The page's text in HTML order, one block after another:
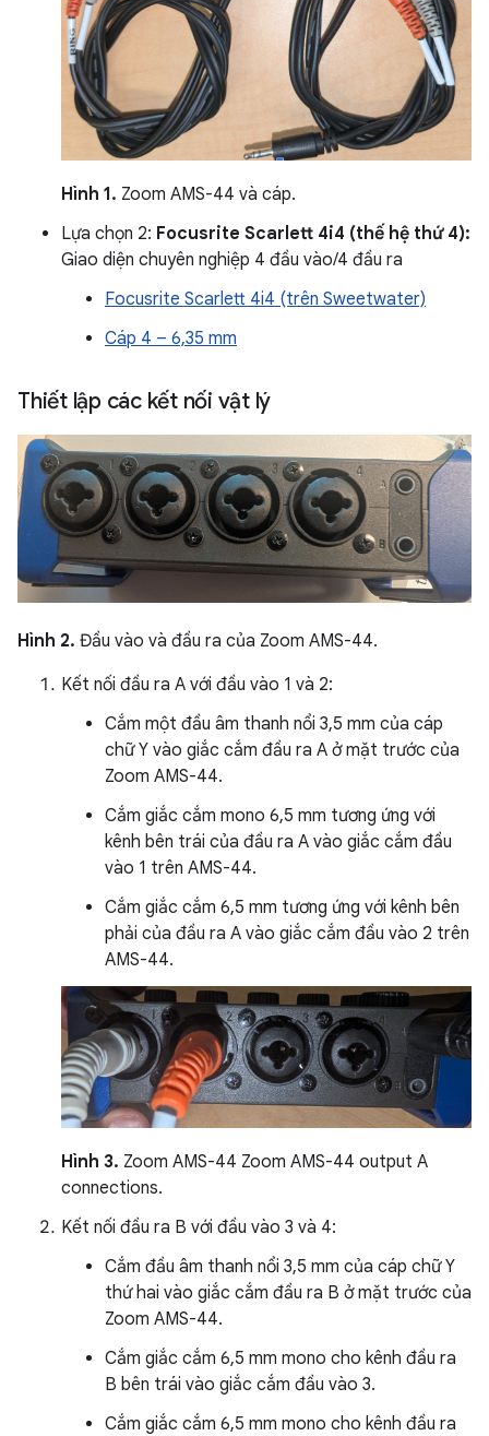
Hình 1. Zoom AMS-44 và cáp.
Lựa chọn 2: Focusrite Scarlett 4i4 (thế hệ thứ 4):
Giao diện chuyên nghiệp 4 đầu vào/4 đầu ra
Focusrite Scarlett 4i4 (trên Sweetwater)
Cáp 4 – 6,35 mm
Thiết lập các kết nối vật lý
Hình 2. Đầu vào và đầu ra của Zoom AMS-44.
Kết nối đầu ra A với đầu vào 1 và 2:
Cắm một đầu âm thanh nổi 3,5 mm của cáp
chữ Y vào giắc cắm đầu ra A ở mặt trước của
Zoom AMS-44.
Cắm giắc cắm mono 6,5 mm tương ứng với
kênh bên trái của đầu ra A vào giắc cắm đầu
vào 1 trên AMS-44.
Cắm giắc cắm 6,5 mm tương ứng với kênh bên
phải của đầu ra A vào giắc cắm đầu vào 2 trên
AMS-44.
Hình 3. Zoom AMS-44 Zoom AMS-44 output A
connections.
Kết nối đầu ra B với đầu vào 3 và 4:
Cắm đầu âm thanh nổi 3,5 mm của cáp chữ Y
thứ hai vào giắc cắm đầu ra B ở mặt trước của
Zoom AMS-44.
Cắm giắc cắm 6,5 mm mono cho kênh đầu ra
B bên trái vào giắc cắm đầu vào 3.
Cắm giắc cắm 6,5 mm mono cho kênh đầu ra